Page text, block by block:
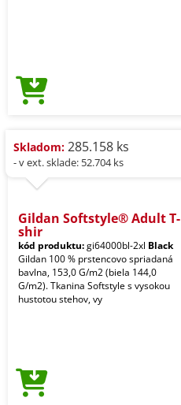
Skladom: 285.158 ks
- v ext. sklade: 52.704 ks
Gildan Softstyle® Adult T-
shir
kód produktu:gi64000bl-2xl Black
Gildan 100 % prstencovo spriadaná
bavlna, 153,0 G/m2 (biela 144,0
G/m2). Tkanina Softstyle s vysokou
hustotou stehov, vy